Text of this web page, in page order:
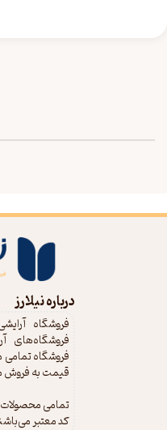
درباره نیلارز
فروشگاه
فروشگاه‌های
فروشگاه
قیمت به فروش
تمامی محصولات
کد معتبر